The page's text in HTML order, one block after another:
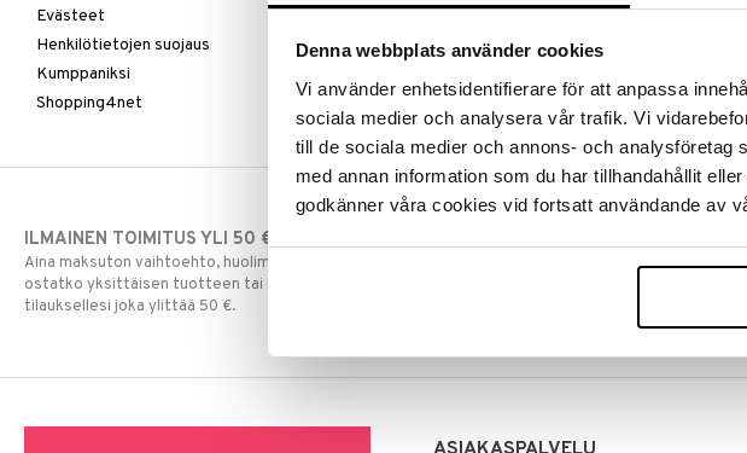
Denna webbplats använder cookies
Vi använder enhetsidentifierare för att anpassa
sociala medier och analysera vår trafik. Vi
till de sociala medier och annons- och
med annan information som du har tillhandahållit
godkänner våra cookies vid fortsatt användande av
Evästeet
Henkilötietojen suojaus
Kumppaniksi
Shopping4net
ILMAINEN TOIMITUS YLI 50 €
Aina maksuton vaihtoehto, huolimatta siitä
ostatko yksittäisen tuotteen tai koko
tilauksellesi joka ylittää 50 €.
Ennen kello 13.00 tehdyt tilaukset